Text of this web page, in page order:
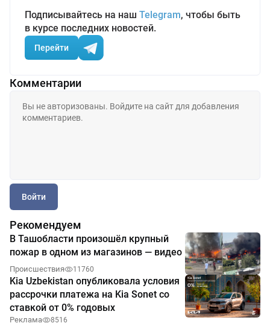
Подписывайтесь на наш Telegram, чтобы быть
в курсе последних новостей.
Перейти
Комментарии
Войти
Рекомендуем
В Ташобласти произошёл крупный
пожар в одном из магазинов — видео
Происшествия 11760
Kia Uzbekistan опубликовала условия
рассрочки платежа на Kia Sonet со
ставкой от 0% годовых
Реклама 8516